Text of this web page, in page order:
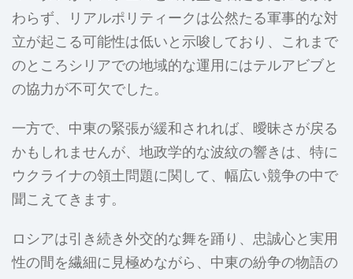
わらず、リアルポリティークは公然たる軍事的な対
立が起こる可能性は低いと示唆しており、これまで
のところシリアでの地域的な運用にはテルアビブと
の協力が不可欠でした。
一方で、中東の緊張が緩和されれば、曖昧さが戻る
かもしれませんが、地政学的な波紋の響きは、特に
ウクライナの領土問題に関して、幅広い競争の中で
聞こえてきます。
ロシアは引き続き外交的な舞を踊り、忠誠心と実用
性の間を繊細に見極めながら、中東の紛争の物語の